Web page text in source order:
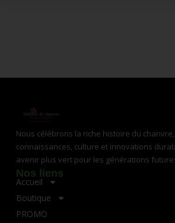
Nous célébrons la riche histoire du
connaissances, culture et innovations
avenir plus vert pour les générations
Nos liens
Accueil
Boutique
PROMO